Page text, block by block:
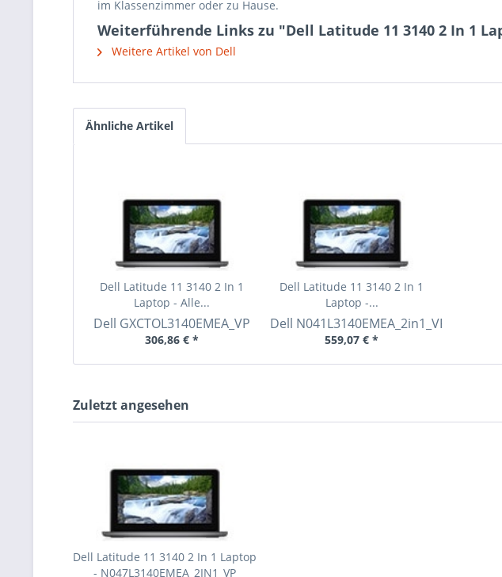
im Klassenzimmer oder zu Hause.
Weiterführende Links zu "Dell Latitude 11 3140 2 In 1
Weitere Artikel von Dell
Ähnliche Artikel
Dell Latitude 11 3140 2 In 1
Laptop - Alle...
Dell GXCTOL3140EMEA_VP
306,86 € *
Dell Latitude 11 3140 2 In 1
Laptop -...
Dell N041L3140EMEA_2in1_VP
559,07 € *
Zuletzt angesehen
Dell Latitude 11 3140 2 In 1 Laptop
- N047L3140EMEA_2IN1_VP